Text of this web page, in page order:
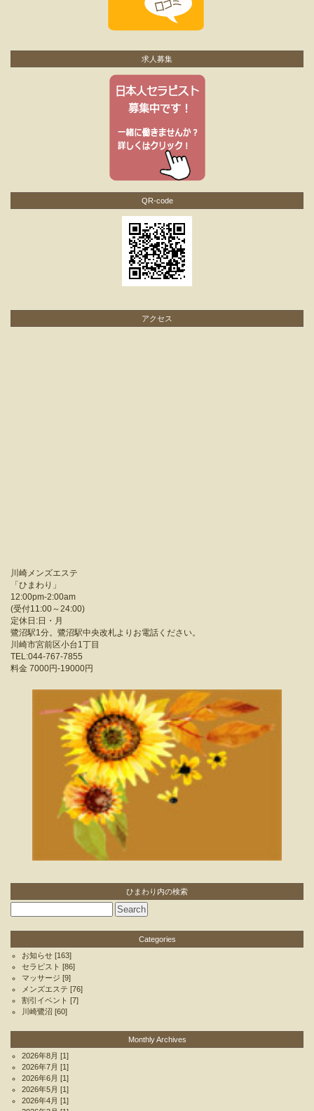
求人募集
QR-code
アクセス
川崎メンズエステ
「ひまわり 」
12:00pm-2:00am
(受付11:00～24:00)
定休日:日・月
鷺沼駅1分。鷺沼駅中央改札よりお電話ください。
川崎市宮前区小台1丁目
TEL:044-767-7855
料金 7000円-19000円
ひまわり内の検索
Categories
お知らせ [163]
セラピスト [86]
マッサージ [9]
メンズエステ [76]
割引イベント [7]
川崎鷺沼 [60]
Monthly Archives
2026年8月 [1]
2026年7月 [1]
2026年6月 [1]
2026年5月 [1]
2026年4月 [1]